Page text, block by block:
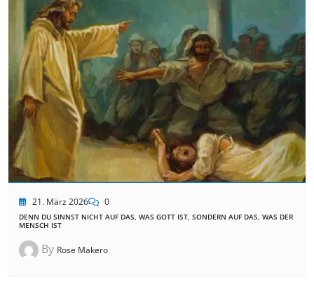
21. März 2026 0
DENN DU SINNST NICHT AUF DAS, WAS GOTT IST, SONDERN AUF DAS, WAS DER
MENSCH IST
By Rose Makero